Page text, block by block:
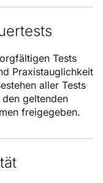
Tests
Praxistauglichkeit
aller Tests
geltenden
freigegeben.